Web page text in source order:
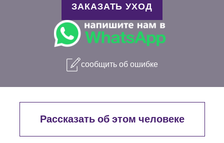
ЗАКАЗАТЬ УХОД
сообщить об ошибке
Рассказать об этом человеке